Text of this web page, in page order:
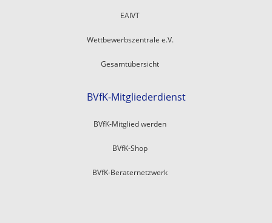
EAIVT
Wettbewerbszentrale e.V.
Gesamtübersicht
BVfK-Mitgliederdienst
BVfK-Mitglied werden
BVfK-Shop
BVfK-Beraternetzwerk